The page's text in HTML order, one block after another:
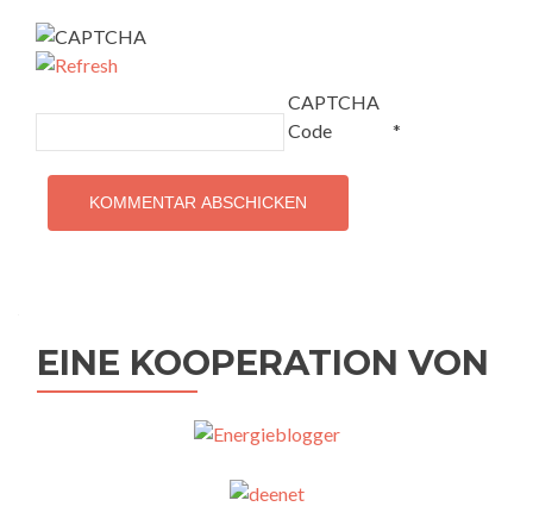
CAPTCHA
Code
*
EINE KOOPERATION VON